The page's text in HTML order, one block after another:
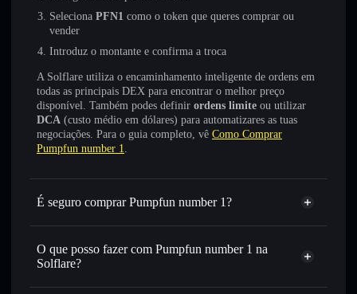
Seleciona PFN1 como o token que queres comprar ou
vender
Introduz o montante e confirma a troca
A Solflare utiliza o encaminhamento inteligente de ordens em
todas as principais DEX para encontrar o melhor preço
disponível. Também podes definir ordens limite ou utilizar
DCA (custo médio em dólares) para automatizares as tuas
negociações. Para o guia completo, vê Como Comprar
Pumpfun number 1.
É seguro comprar Pumpfun number 1?
Pumpfun number 1 não está verificado
O que posso fazer com Pumpfun number 1 na
Solflare?
Pumpfun number 1
Carteira Solflare